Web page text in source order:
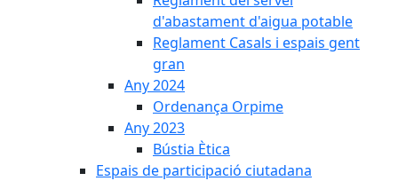
d'abastament d'aigua potable
Reglament Casals i espais gent
gran
Any 2024
Ordenança Orpime
Any 2023
Bústia Ètica
Espais de participació ciutadana